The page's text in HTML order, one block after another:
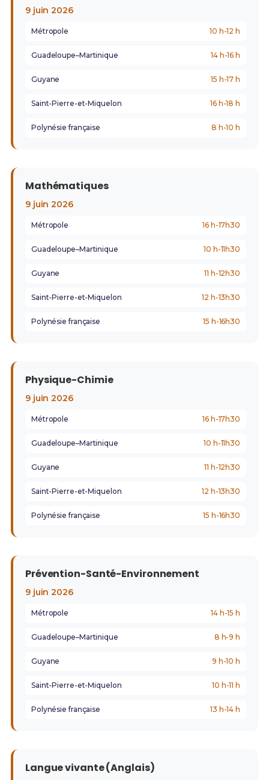
9 juin 2026
Métropole 10 h-12 h
Guadeloupe–Martinique 14 h-16 h
Guyane 15 h-17 h
Saint-Pierre-et-Miquelon 16 h-18 h
Polynésie française 8 h-10 h
Mathématiques
9 juin 2026
Métropole 16 h-17h30
Guadeloupe–Martinique 10 h-11h30
Guyane 11 h-12h30
Saint-Pierre-et-Miquelon 12 h-13h30
Polynésie française 15 h-16h30
Physique-Chimie
9 juin 2026
Métropole 16 h-17h30
Guadeloupe–Martinique 10 h-11h30
Guyane 11 h-12h30
Saint-Pierre-et-Miquelon 12 h-13h30
Polynésie française 15 h-16h30
Prévention-Santé-Environnement
9 juin 2026
Métropole 14 h-15 h
Guadeloupe–Martinique 8 h-9 h
Guyane 9 h-10 h
Saint-Pierre-et-Miquelon 10 h-11 h
Polynésie française 13 h-14 h
Langue vivante (Anglais)